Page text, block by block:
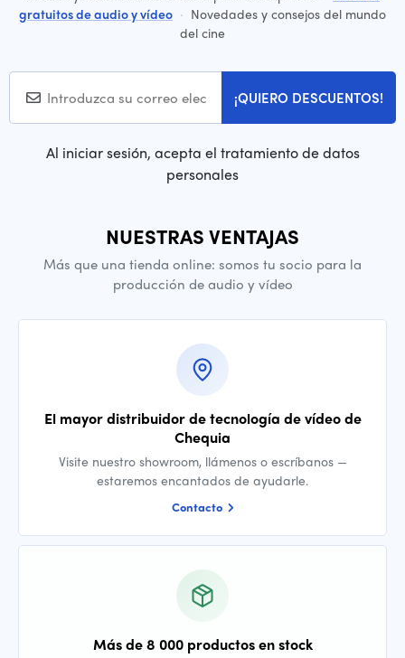
gratuitos de audio y vídeo · Novedades y consejos del mundo
del cine
¡QUIERO DESCUENTOS!
Al iniciar sesión, acepta el tratamiento de datos
personales
NUESTRAS VENTAJAS
Más que una tienda online: somos tu socio para la
producción de audio y vídeo
El mayor distribuidor de tecnología de vídeo de
Chequia
Visite nuestro showroom, llámenos o escríbanos —
estaremos encantados de ayudarle.
Contacto
Más de 8 000 productos en stock